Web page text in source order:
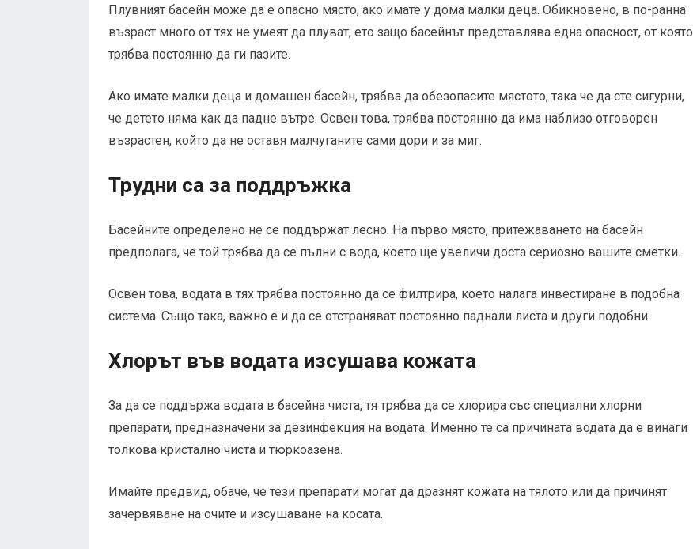
Плувният басейн може да е опасно място, ако имате у дома малки деца. Обикновено, в по-ранна
възраст много от тях не умеят да плуват, ето защо басейнът представлява една опасност, от която
трябва постоянно да ги пазите.
Ако имате малки деца и домашен басейн, трябва да обезопасите мястото, така че да сте сигурни,
че детето няма как да падне вътре. Освен това, трябва постоянно да има наблизо отговорен
възрастен, който да не оставя малчуганите сами дори и за миг.
Трудни са за поддръжка
Басейните определено не се поддържат лесно. На първо място, притежаването на басейн
предполага, че той трябва да се пълни с вода, което ще увеличи доста сериозно вашите сметки.
Освен това, водата в тях трябва постоянно да се филтрира, което налага инвестиране в подобна
система. Също така, важно е и да се отстраняват постоянно паднали листа и други подобни.
Хлорът във водата изсушава кожата
За да се поддържа водата в басейна чиста, тя трябва да се хлорира със специални хлорни
препарати, предназначени за дезинфекция на водата. Именно те са причината водата да е винаги
толкова кристално чиста и тюркоазена.
Имайте предвид, обаче, че тези препарати могат да дразнят кожата на тялото или да причинят
зачервяване на очите и изсушаване на косата.